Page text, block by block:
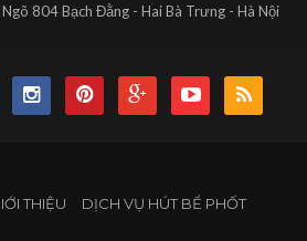
Ngõ 804 Bạch Đằng - Hai Bà Trưng - Hà Nội
THIỆU
DỊCH VỤ HÚT BỂ PHỐT